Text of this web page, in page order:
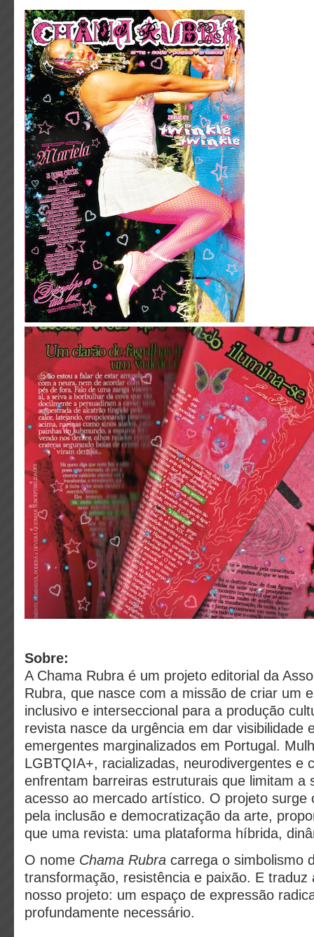
Sobre:
A Chama Rubra é um projeto editorial da
Rubra, que nasce com a missão de criar um
inclusivo e interseccional para a produção
revista nasce da urgência em dar visibilidade
emergentes marginalizados em Portugal.
LGBTQIA+, racializadas, neurodivergentes e
enfrentam barreiras estruturais que limitam a
acesso ao mercado artístico. O projeto surge
pela inclusão e democratização da arte,
que uma revista: uma plataforma híbrida,
O nome Chama Rubra carrega o simbolismo
transformação, resistência e paixão. E traduz
nosso projeto: um espaço de expressão
profundamente necessário.